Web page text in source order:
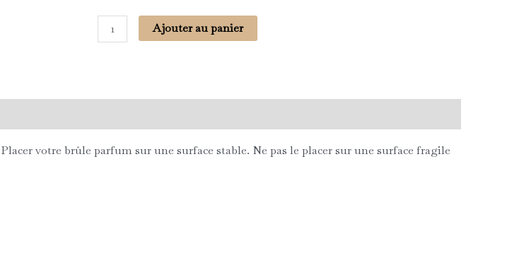
Ajouter au panier
votre brûle parfum sur une surface stable. Ne pas le placer sur une surface fragile